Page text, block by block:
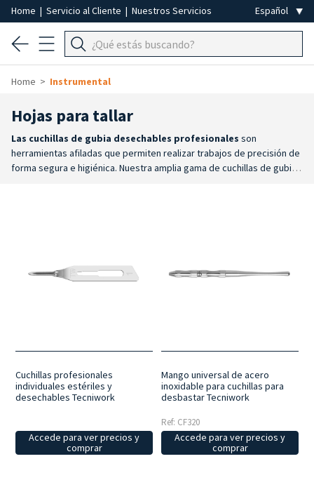
Home | Servicio al Cliente | Nuestros Servicios
Home Instrumental
Hojas para tallar
Las cuchillas de gubia desechables profesionales son
herramientas afiladas que permiten realizar trabajos de precisión de
forma segura e higiénica. Nuestra amplia gama de cuchillas de gubia
específicamente para trabajos que requieren una gran precisión. La
calidad del filo garantiza un corte limpio y un control total durante
los tiempos de preparación del puesto de trabajo, garantizando un
flujo de trabajo fluido, rápido y eficiente.
Cuchillas profesionales
individuales estériles y
desechables Tecniwork
Accede para ver precios y
comprar
Mango universal de acero
inoxidable para cuchillas para
desbastar Tecniwork
Ref: CF320
Accede para ver precios y
comprar